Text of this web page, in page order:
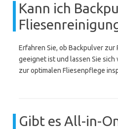
Kann ich
Erfahren Sie, ob Backpulver zur
geeignet ist und lassen Sie
zur optimalen Fliesenpflege
Gibt es All-in-